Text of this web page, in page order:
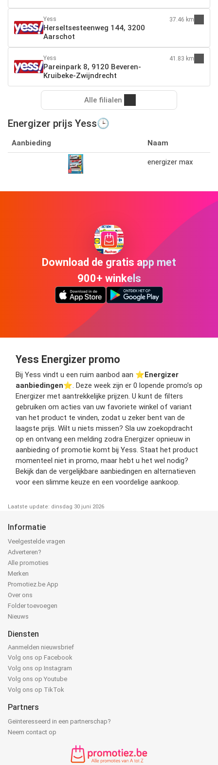
Yess
Herseltsesteenweg 144, 3200
Aarschot
37.46 km
Yess
Pareinpark 8, 9120 Beveren-
Kruibeke-Zwijndrecht
41.83 km
Alle filialen
Energizer prijs Yess🕒
Aanbieding Naam
energizer max
Download de gratis app met
900+ winkels
Yess Energizer promo
Bij Yess vindt u een ruim aanbod aan ⭐️Energizer
aanbiedingen⭐️. Deze week zijn er 0 lopende promo’s op
Energizer met aantrekkelijke prijzen. U kunt de filters
gebruiken om acties van uw favoriete winkel of variant
van het product te vinden, zodat u zeker bent van de
laagste prijs. Wilt u niets missen? Sla uw zoekopdracht
op en ontvang een melding zodra Energizer opnieuw in
aanbieding of promotie komt bij Yess. Staat het product
momenteel niet in promo, maar hebt u het wel nodig?
Bekijk dan de vergelijkbare aanbiedingen en alternatieven
voor een slimme keuze en een voordelige aankoop.
Laatste update: dinsdag 30 juni 2026
Informatie
Veelgestelde vragen
Adverteren?
Alle promoties
Merken
Promotiez.be App
Over ons
Folder toevoegen
Nieuws
Diensten
Aanmelden nieuwsbrief
Volg ons op Facebook
Volg ons op Instagram
Volg ons op Youtube
Volg ons op TikTok
Partners
Geïnteresseerd in een partnerschap?
Neem contact op